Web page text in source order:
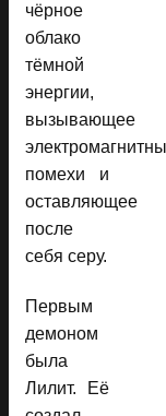
чёрное
облако
тёмной
энергии,
вызывающее
помехи и
оставляющее
после
себя серу.
Первым
демоном
была
Лилит. Её